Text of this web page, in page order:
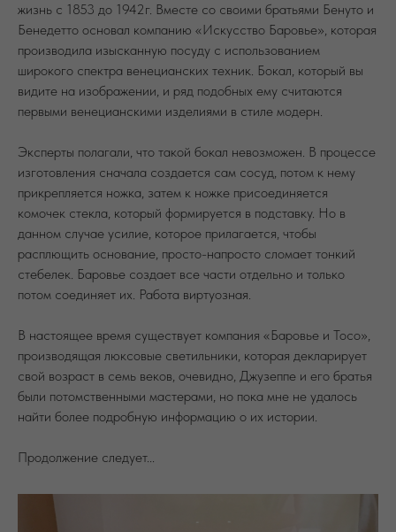
жизнь с 1853 до 1942г. Вместе со своими братьями Бенуто и
Бенедетто основал компанию «Искусство Баровье», которая
производила изысканную посуду с использованием
широкого спектра венецианских техник. Бокал, который вы
видите на изображении, и ряд подобных ему считаются
первыми венецианскими изделиями в стиле модерн.
Эксперты полагали, что такой бокал невозможен. В процессе
изготовления сначала создается сам сосуд, потом к нему
прикрепляется ножка, затем к ножке присоединяется
комочек стекла, который формируется в подставку. Но в
данном случае усилие, которое прилагается, чтобы
расплющить основание, просто-напросто сломает тонкий
стебелек. Баровье создает все части отдельно и только
потом соединяет их. Работа виртуозная.
В настоящее время существует компания «Баровье и Тосо»,
производящая люксовые светильники, которая декларирует
свой возраст в семь веков, очевидно, Джузеппе и его братья
были потомственными мастерами, но пока мне не удалось
найти более подробную информацию о их истории.
Продолжение следует...